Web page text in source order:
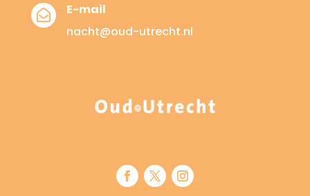

E-mail
nacht@oud-utrecht.nl